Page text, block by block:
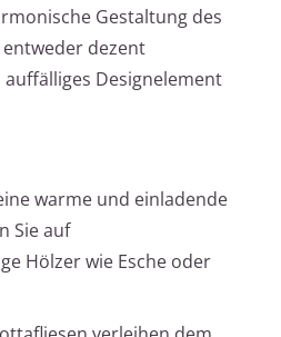
Gestaltung des
dezent
Designelement
warme und einladende
Sie auf
Hölzer wie Esche oder